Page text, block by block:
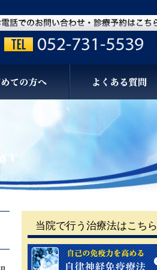
当院で行う治療法はこちら